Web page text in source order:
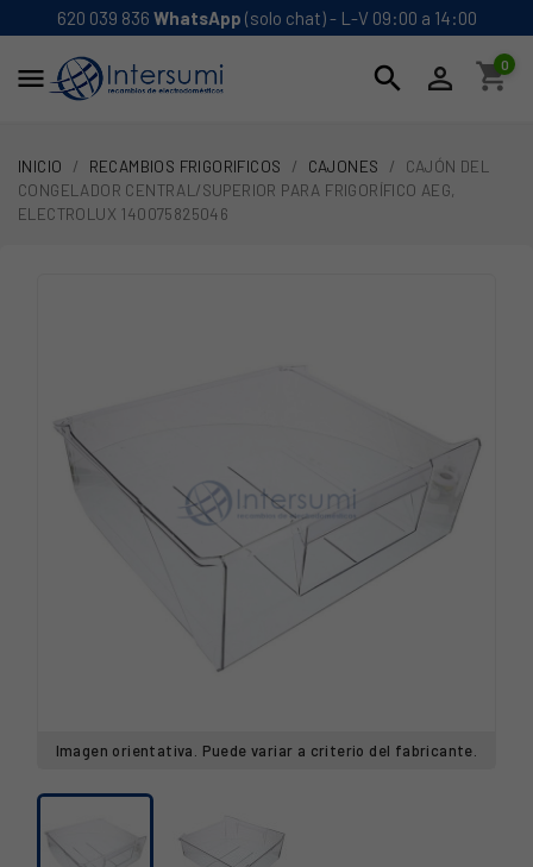
620 039 836 WhatsApp (solo chat) - L-V 09:00 a 14:00
 search  shopping_cart
0
INICIO RECAMBIOS FRIGORIFICOS CAJONES
CAJÓN DEL
CONGELADOR CENTRAL/SUPERIOR PARA FRIGORÍFICO AEG,
ELECTROLUX 140075825046
Imagen orientativa. Puede variar a criterio del fabricante.